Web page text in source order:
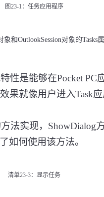
图23-1 ：任务应用程序
象和OutlookSession对象的Tasks
性是能够在Pocket PC
果就像用户进入Task
法实现， ShowDialog
如何使用该方法。
清单23-3：显示任务